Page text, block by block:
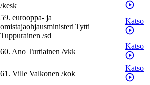
/kesk
59. eurooppa- ja
omistajaohjausministeri Tytti
Tuppurainen /sd
Katso
60. Ano Turtiainen /vkk
Katso
61. Ville Valkonen /kok
Katso